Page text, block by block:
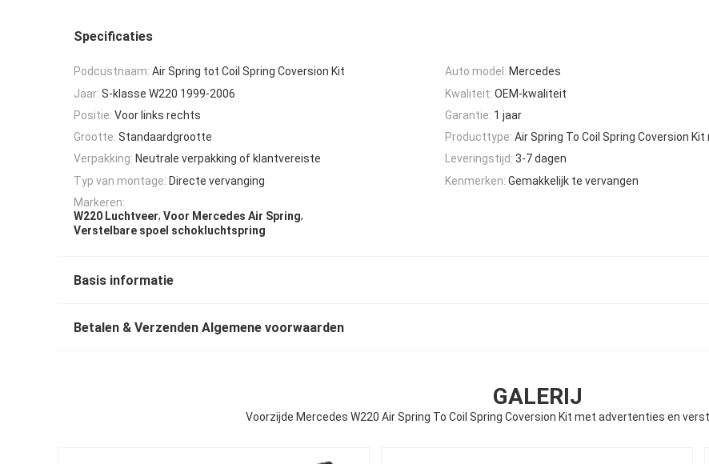
Specificaties
Podcustnaam: Air Spring tot Coil Spring Coversion Kit Auto model: Mercedes
Jaar: S-klasse W220 1999-2006 Kwaliteit: OEM-kwaliteit
Positie: Voor links rechts Garantie: 1 jaar
Grootte: Standaardgrootte Producttype: Air Spring To Coil Spring Coversion
Verpakking: Neutrale verpakking of klantvereiste Leveringstijd: 3-7 dagen
Typ van montage: Directe vervanging Kenmerken: Gemakkelijk te vervangen
Markeren:
W220 Luchtveer, Voor Mercedes Air Spring,
Verstelbare spoel schokluchtspring
Basis informatie
Betalen & Verzenden Algemene voorwaarden
GALERIJ
Voorzijde Mercedes W220 Air Spring To Coil Spring Coversion Kit met advertenties en